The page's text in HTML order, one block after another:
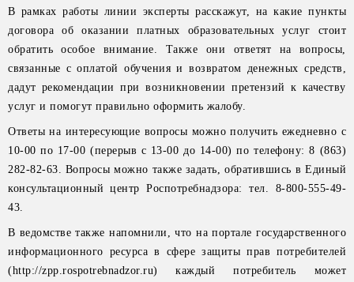
В рамках работы линии эксперты расскажут, на какие пункты
договора об оказании платных образовательных услуг стоит
обратить особое внимание. Также они ответят на вопросы,
связанные с оплатой обучения и возвратом денежных средств,
дадут рекомендации при возникновении претензий к качеству
услуг и помогут правильно оформить жалобу.
Ответы на интересующие вопросы можно получить ежедневно с
10-00 по 17-00 (перерыв с 13-00 до 14-00) по телефону: 8 (863)
282-82-63. Вопросы можно также задать, обратившись в Единый
консультационный центр Роспотребнадзора: тел. 8-800-555-49-
43.
В ведомстве также напомнили, что на портале государственного
информационного ресурса в сфере защиты прав потребителей
(http://zpp.rospotrebnadzor.ru) каждый потребитель может